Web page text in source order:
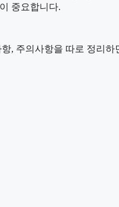
중요합니다.
, 주의사항을 따로 정리하